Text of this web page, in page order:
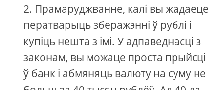
Прамаруджванне, калі вы жадаеце
ператварыць зберажэнні ў рублі і
купіць нешта з імі. У адпаведнасці з
законам, вы можаце проста прыйсці
ў банк і абмяняць валюту на суму не